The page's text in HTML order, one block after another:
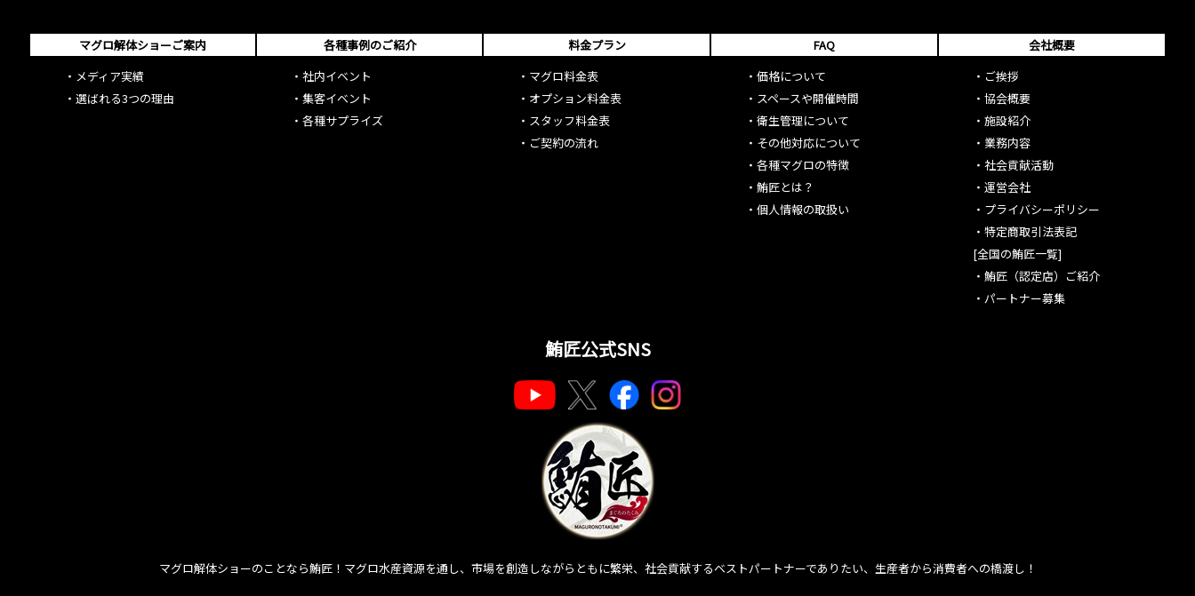
マグロ解体ショーご案内
・ メディア実績
・ 選ばれる3つの理由
各種事例のご紹介
・ 社内イベント
・ 集客イベント
・ 各種サプライズ
料金プラン
・ マグロ料金表
・ オプション料金表
・ スタッフ料金表
・ ご契約の流れ
FAQ
・価格について
・ スペースや開催時間
・衛生管理について
・ その他対応について
・各種マグロの特徴
・鮪匠とは？
・個人情報の取扱い
会社概要
・ ご挨拶
・協会概要
・施設紹介
・ 業務内容
・社会貢献活動
・運営会社
・ プライバシーポリシー
・特定商取引法表記
[全国の鮪匠一覧]
・鮪匠（認定店）ご紹介
・パートナー募集
鮪匠公式SNS
マグロ解体ショーのことなら鮪匠！マグロ水産資源を通し、市場を創造しながらともに繁栄、社会貢献するベストパートナーでありたい、生産者から消費者への橋渡し！